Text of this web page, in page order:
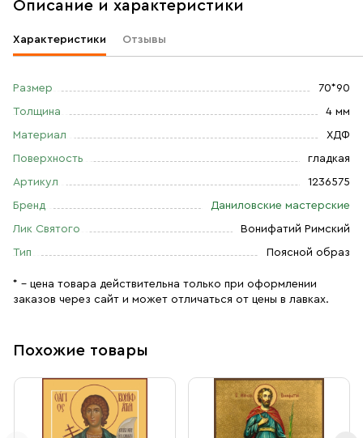
Описание и характеристики
Характеристики Отзывы
Размер 70*90
Толщина 4 мм
Материал ХДФ
Поверхность гладкая
Артикул 1236575
Бренд Даниловские мастерские
Лик Святого Вонифатий Римский
Тип Поясной образ
* – цена товара действительна только при оформлении
заказов через сайт и может отличаться от цены в лавках.
Похожие товары